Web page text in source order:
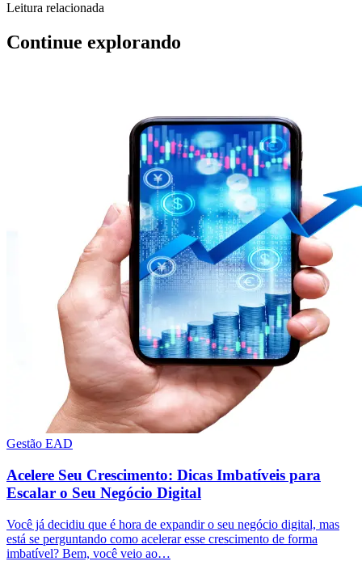
Leitura relacionada
Continue explorando
Gestão EAD
Acelere Seu Crescimento: Dicas Imbatíveis para
Escalar o Seu Negócio Digital
Você já decidiu que é hora de expandir o seu negócio digital, mas
está se perguntando como acelerar esse crescimento de forma
imbatível? Bem, você veio ao…